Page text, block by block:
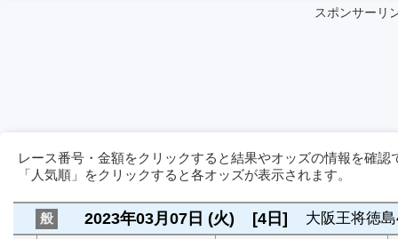
スポンサーリ
レース番号・金額をクリックすると結果やオッズの情報を確認
「人気順」をクリックすると各オッズが表示されます。
般 2023年03月07日 (火) [4日] 大阪王将徳